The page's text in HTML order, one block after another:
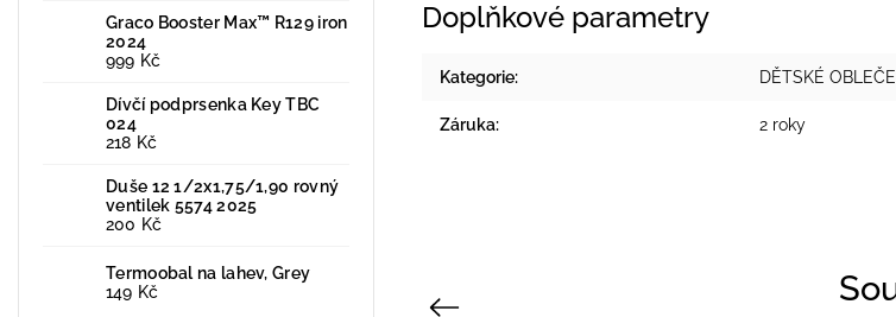
Graco Booster Max™ R129 iron
2024
999 Kč
Dívčí podprsenka Key TBC
024
218 Kč
Duše 12 1/2x1,75/1,90 rovný
ventilek 5574 2025
200 Kč
Termoobal na lahev, Grey
149 Kč
Doplňkové parametry
Kategorie: DĚTSKÉ
Záruka: 2 roky
Previous